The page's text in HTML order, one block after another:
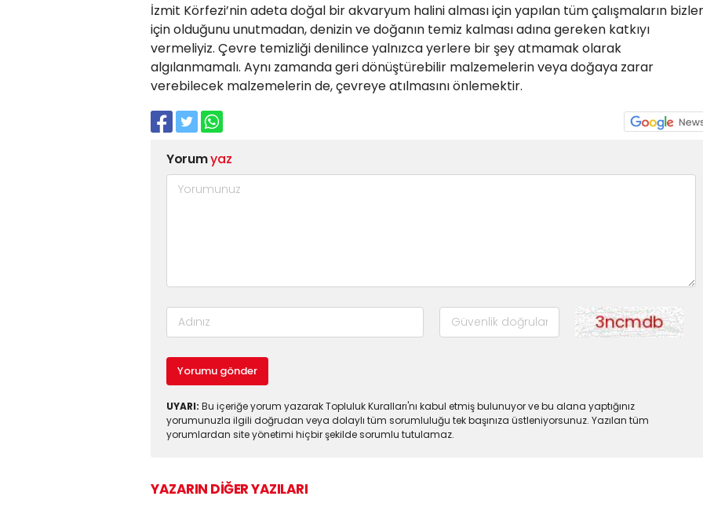
İzmit Körfezi’nin adeta doğal bir akvaryum halini alması için yapılan tüm çalışmaların bizler
için olduğunu unutmadan, denizin ve doğanın temiz kalması adına gereken katkıyı
vermeliyiz. Çevre temizliği denilince yalnızca yerlere bir şey atmamak olarak
algılanmamalı. Aynı zamanda geri dönüştürebilir malzemelerin veya doğaya zarar
verebilecek malzemelerin de, çevreye atılmasını önlemektir.
Yorumyaz
Yorumu gönder
UYARI: Bu içeriğe yorum yazarak Topluluk Kuralları'nı kabul etmiş bulunuyor ve bu alana yaptığınız
yorumunuzla ilgili doğrudan veya dolaylı tüm sorumluluğu tek başınıza üstleniyorsunuz. Yazılan tüm
yorumlardan site yönetimi hiçbir şekilde sorumlu tutulamaz.
YAZARIN DİĞER YAZILARI